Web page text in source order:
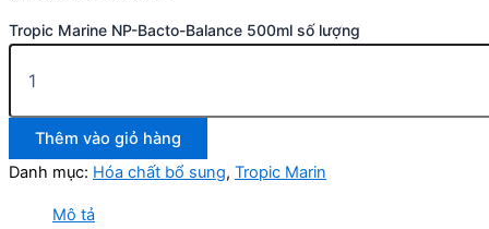
Tropic Marine NP-Bacto-Balance 500ml số lượng
Thêm vào giỏ hàng
Danh mục: Hóa chất bổ sung, Tropic Marin
Mô tả